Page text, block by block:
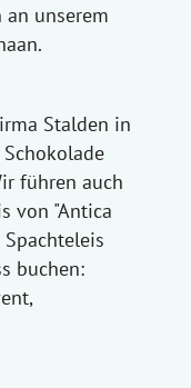
unserem
Stalden in
führen auch
von "Antica
buchen: